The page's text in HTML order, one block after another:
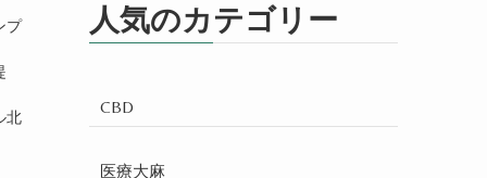
プ
北
人気のカテゴリー
CBD
医療大麻